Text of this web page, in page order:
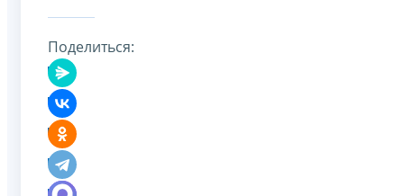
Поделиться: